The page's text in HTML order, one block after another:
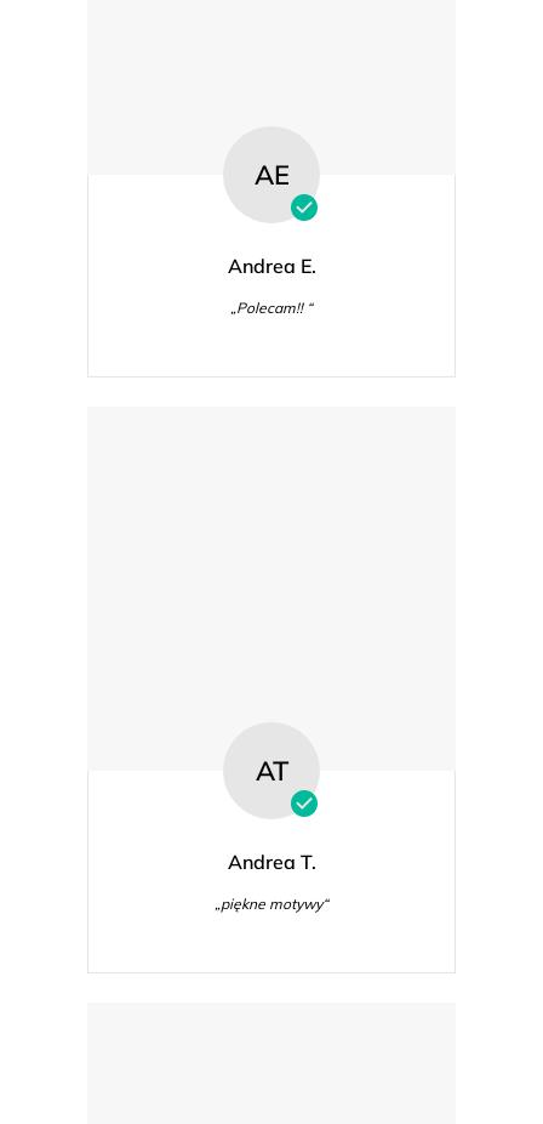
AE
Andrea E.
„Polecam!! “
AT
Andrea T.
„piękne motywy“